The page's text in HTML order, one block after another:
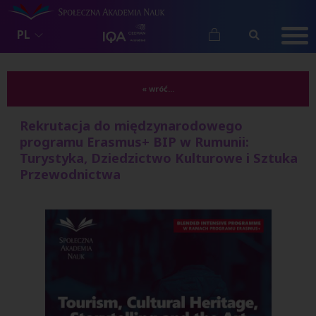
PL
« wróć...
Rekrutacja do międzynarodowego
programu Erasmus+ BIP w Rumunii:
Turystyka, Dziedzictwo Kulturowe i Sztuka
Przewodnictwa